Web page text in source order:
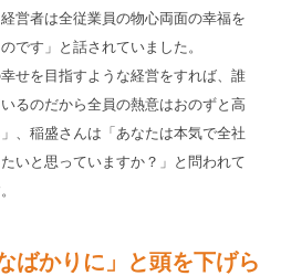
営者は全従業員の物心両面の幸福を
です」と話されていました。
せを目指すような経営をすれば、誰
るのだから全員の熱意はおのずと高
、稲盛さんは「あなたは本気で全社
いと思っていますか？」と問われて
ばかりに」と頭を下げら